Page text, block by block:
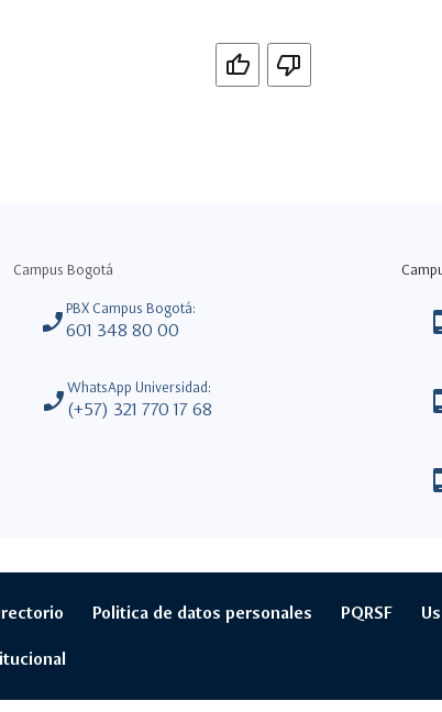
Si No
Campus Bogotá
phone_enabledPBX Campus Bogotá:
601 348 80 00
phone_enabled WhatsApp Universidad:
(+57) 321 770 17 68
Politica de datos personales PQRSF